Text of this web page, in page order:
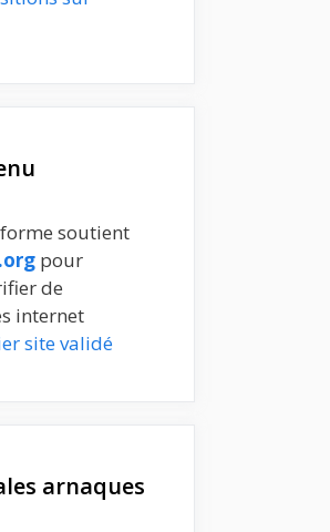
soutient
pour
de
internet
site validé
arnaques